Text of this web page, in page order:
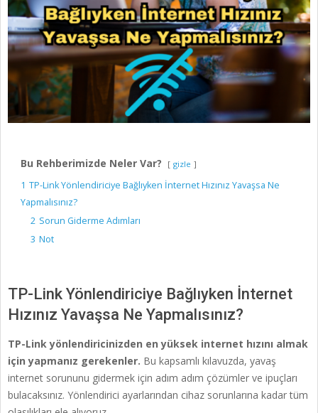
Bu Rehberimizde Neler Var? gizle
1 TP-Link Yönlendiriciye Bağlıyken İnternet Hızınız Yavaşsa Ne
Yapmalısınız?
2 Sorun Giderme Adımları
3 Not
TP-Link Yönlendiriciye Bağlıyken İnternet
Hızınız Yavaşsa Ne Yapmalısınız?
TP-Link yönlendiricinizden en yüksek internet hızını almak
için yapmanız gerekenler. Bu kapsamlı kılavuzda, yavaş
internet sorununu gidermek için adım adım çözümler ve ipuçları
bulacaksınız. Yönlendirici ayarlarından cihaz sorunlarına kadar tüm